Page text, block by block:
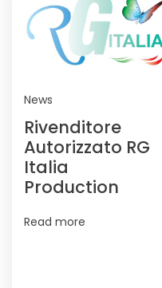
News
Rivenditore
Autorizzato RG
Italia
Production
Read more